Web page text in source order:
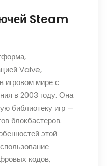
Steam
Valve,
игровом мире с
в 2003 году. Она
библиотеку игр —
блокбастеров.
этой
кодов,